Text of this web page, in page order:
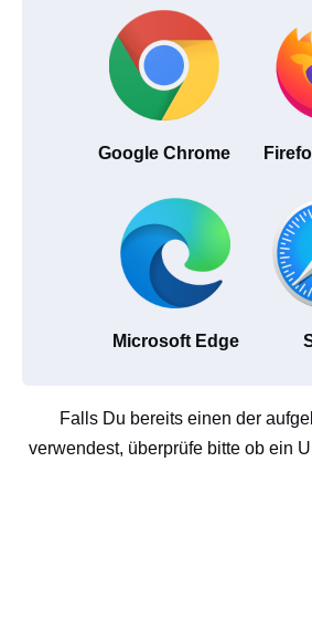
Google Chrome
Microsoft Edge
Falls Du bereits einen der
verwendest, überprüfe bitte ob ein